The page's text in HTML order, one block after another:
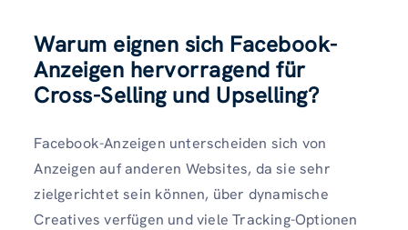
Warum eignen sich Facebook-
Anzeigen hervorragend für
Cross-Selling und Upselling?
Facebook-Anzeigen unterscheiden sich von
Anzeigen auf anderen Websites, da sie sehr
zielgerichtet sein können, über dynamische
Creatives verfügen und viele Tracking-Optionen